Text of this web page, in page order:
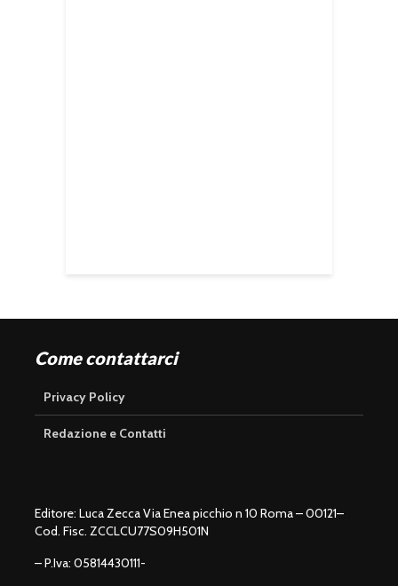
Come contattarci
Privacy Policy
Redazione e Contatti
Editore: Luca Zecca Via Enea picchio n 10 Roma – 00121–
Cod. Fisc. ZCCLCU77S09H501N
– P.Iva: 05814430111-